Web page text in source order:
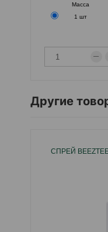
Масса
1 шт
Другие
СПРЕЙ